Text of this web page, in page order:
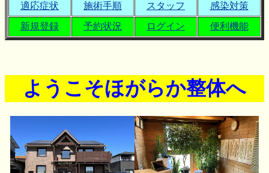
適応症状
施術手順 スタッフ
感染対策
新規登録
予約状況 ログイン 便利機能
ようこそほがらか整体へ